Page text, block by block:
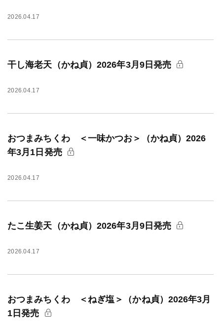
2026.04.17
干し海老天（かね貞）2026年3月9日発売
2026.04.17
おつまみちくわ ＜一味かつお＞（かね貞）2026
年3月1日発売
2026.04.17
たこ生姜天（かね貞）2026年3月9日発売
2026.04.17
おつまみちくわ ＜ねぎ塩＞（かね貞）2026年3月
1日発売